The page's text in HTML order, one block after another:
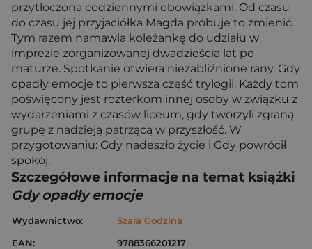
przytłoczona codziennymi obowiązkami. Od czasu
do czasu jej przyjaciółka Magda próbuje to zmienić.
Tym razem namawia koleżankę do udziału w
imprezie zorganizowanej dwadzieścia lat po
maturze. Spotkanie otwiera niezabliźnione rany. Gdy
opadły emocje to pierwsza część trylogii. Każdy tom
poświęcony jest rozterkom innej osoby w związku z
wydarzeniami z czasów liceum, gdy tworzyli zgraną
grupę z nadzieją patrzącą w przyszłość. W
przygotowaniu: Gdy nadeszło życie i Gdy powrócił
spokój.
Szczegółowe informacje na temat książki
Gdy opadły emocje
Wydawnictwo:
Szara Godzina
EAN:
9788366201217